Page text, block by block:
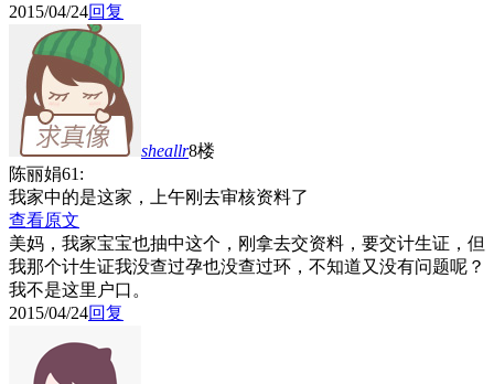
2015/04/24回复
sheallr8楼
陈丽娟61:
我家中的是这家，上午刚去审核资料了
查看原文
美妈，我家宝宝也抽中这个，刚拿去交资料，要交计生证，但
我那个计生证我没查过孕也没查过环，不知道又没有问题呢？
我不是这里户口。
2015/04/24回复